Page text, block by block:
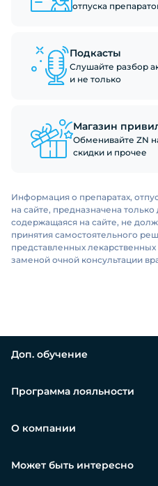
отпуска
Подкасты
Слушайте разбор
и не только
Магазин
Обменивайте ZN
скидки и прочее
Информация о препаратах,
на сайте, предназначена
содержащаяся на сайте, не
принятия самостоятельного
представленных
заменой очной консультации
Доп. обучение
Программа лояльности
О компании
Может быть интересно